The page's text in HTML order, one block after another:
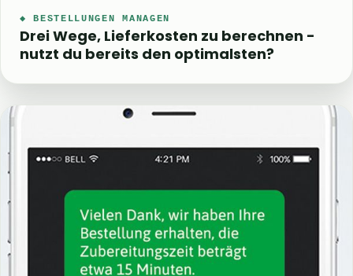
◆ BESTELLUNGEN MANAGEN
Drei Wege, Lieferkosten zu berechnen -
nutzt du bereits den optimalsten?